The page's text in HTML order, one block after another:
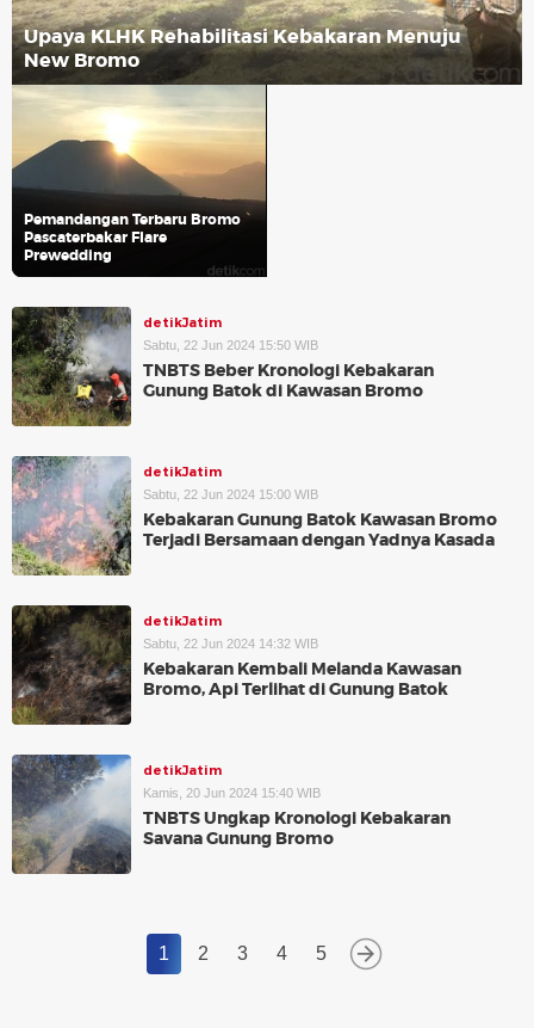
Upaya KLHK Rehabilitasi Kebakaran Menuju
New Bromo
Pemandangan Terbaru Bromo
Pascaterbakar Flare
Prewedding
detikJatim
Sabtu, 22 Jun 2024 15:50 WIB
TNBTS Beber Kronologi Kebakaran
Gunung Batok di Kawasan Bromo
detikJatim
Sabtu, 22 Jun 2024 15:00 WIB
Kebakaran Gunung Batok Kawasan Bromo
Terjadi Bersamaan dengan Yadnya Kasada
detikJatim
Sabtu, 22 Jun 2024 14:32 WIB
Kebakaran Kembali Melanda Kawasan
Bromo, Api Terlihat di Gunung Batok
detikJatim
Kamis, 20 Jun 2024 15:40 WIB
TNBTS Ungkap Kronologi Kebakaran
Savana Gunung Bromo
1 2 3 4 5